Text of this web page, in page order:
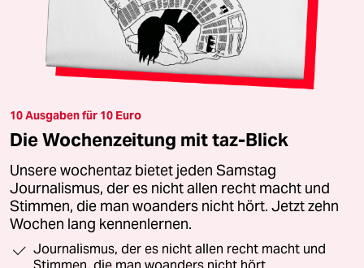
10 Ausgaben für 10 Euro
Die Wochenzeitung mit taz-Blick
Unsere wochentaz bietet jeden Samstag
Journalismus, der es nicht allen recht macht und
Stimmen, die man woanders nicht hört. Jetzt zehn
Wochen lang kennenlernen.
Journalismus, der es nicht allen recht macht und